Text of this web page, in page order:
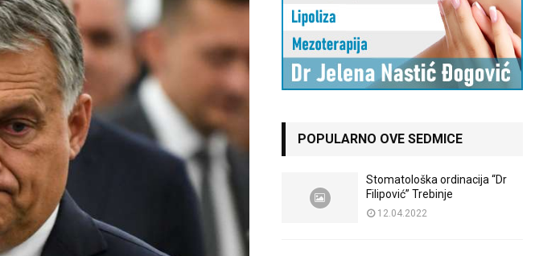
POPULARNO OVE SEDMICE
Stomatološka ordinacija “Dr
Filipović” Trebinje
12.04.2022